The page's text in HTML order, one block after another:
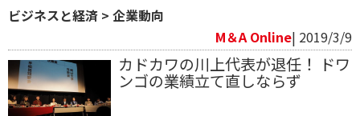
ビジネスと経済 > 企業動向
M＆A Online| 2019/3/9
カドカワの川上代表が退任！ ドワ
ンゴの業績立て直しならず